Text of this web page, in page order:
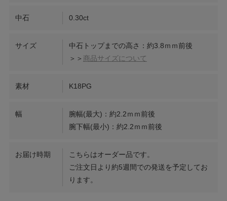
中石 0.30ct
サイズ
中石トップまでの高さ：約3.8ｍｍ前後
＞＞ 商品サイズについて
素材 K18PG
幅
腕幅(最大)：約2.2ｍｍ前後
腕下幅(最小)：約2.2ｍｍ前後
お届け時期
こちらはオーダー品です。
ご注文日より約5週間での発送を予定してお
ります。